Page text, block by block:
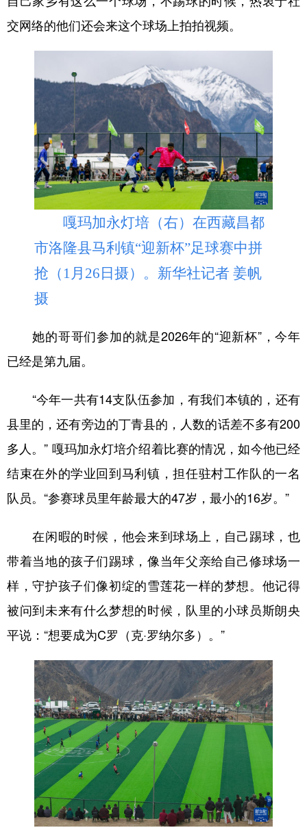
交网络的他们还会来这个球场上拍拍视频。
嘎玛加永灯培（右）在西藏昌都
市洛隆县马利镇“迎新杯”足球赛中拼
抢（1月26日摄）。新华社记者 姜帆
摄
她的哥哥们参加的就是2026年的“迎新杯”，今年
已经是第九届。
“今年一共有14支队伍参加，有我们本镇的，还有
县里的，还有旁边的丁青县的，人数的话差不多有200
多人。” 嘎玛加永灯培介绍着比赛的情况，如今他已经
结束在外的学业回到马利镇，担任驻村工作队的一名
队员。“参赛球员里年龄最大的47岁，最小的16岁。”
在闲暇的时候，他会来到球场上，自己踢球，也
带着当地的孩子们踢球，像当年父亲给自己修球场一
样，守护孩子们像初绽的雪莲花一样的梦想。他记得
被问到未来有什么梦想的时候，队里的小球员斯朗央
平说：“想要成为C罗（克·罗纳尔多）。”